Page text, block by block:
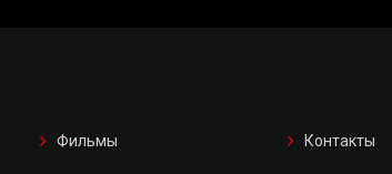
Фильмы Контакты